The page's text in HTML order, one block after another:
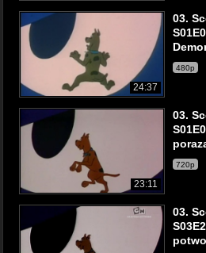
24:37
03.
480p
23:11
03.
720p
03.